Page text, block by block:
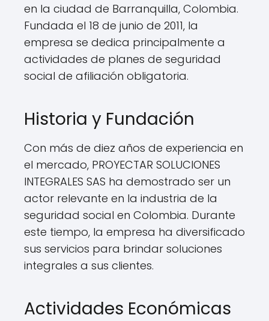
en la ciudad de Barranquilla, Colombia.
Fundada el 18 de junio de 2011, la
empresa se dedica principalmente a
actividades de planes de seguridad
social de afiliación obligatoria.
Historia y Fundación
Con más de diez años de experiencia en
el mercado, PROYECTAR SOLUCIONES
INTEGRALES SAS ha demostrado ser un
actor relevante en la industria de la
seguridad social en Colombia. Durante
este tiempo, la empresa ha diversificado
sus servicios para brindar soluciones
integrales a sus clientes.
Actividades Económicas